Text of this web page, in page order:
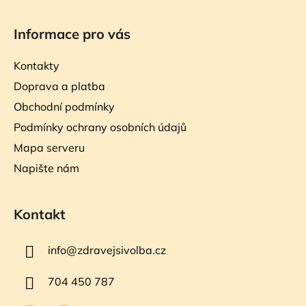
Informace pro vás
Kontakty
Doprava a platba
Obchodní podmínky
Podmínky ochrany osobních údajů
Mapa serveru
Napište nám
Kontakt
info@zdravejsivolba.cz
704 450 787